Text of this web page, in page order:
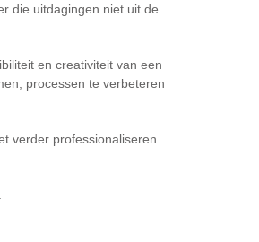
die uitdagingen niet uit de
en creativiteit van een
processen te verbeteren
verder professionaliseren